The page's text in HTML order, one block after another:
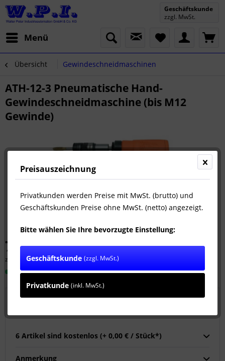
Menü
Geschäftskunde
zzgl. MwSt.
Übersicht Gewindeschneidmaschinen
ATH-12-3 Pneumatische Hand-
Gewindeschneidmaschine (bis M12
Gewinde)
749,00 € *
zzgl. MwSt.zzgl. Versandkosten
Sofort versandfertig, Lieferzeit ca. 1-3 Werktage
6 Artikel sind kostenlos (+ 0,00 € / Stück*)
Anmerkung
Preisauszeichnung
Privatkunden werden Preise mit MwSt. (brutto) und
Geschäftskunden Preise ohne MwSt. (netto) angezeigt.
Bitte wählen Sie Ihre bevorzugte Einstellung:
Geschäftskunde (zzgl. MwSt.)
Privatkunde (inkl. MwSt.)